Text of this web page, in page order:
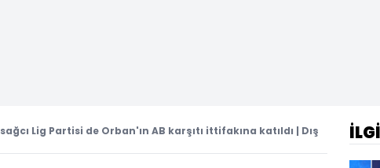
Lig Partisi de Orban'ın AB karşıtı ittifakına katıldı | Dış